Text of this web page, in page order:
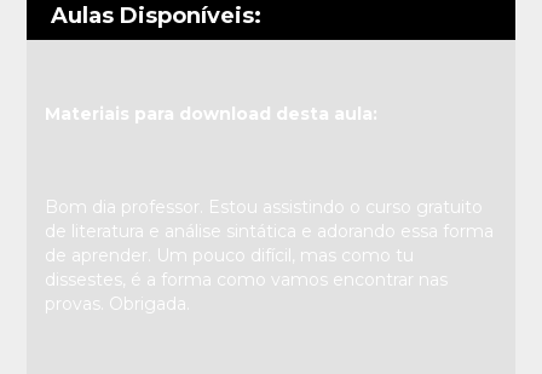
Aulas Disponíveis:
Bom dia professor. Estou assistindo o curso gratuito
de literatura e análise sintática e adorando essa forma
de aprender. Um pouco difícil, mas como tu
dissestes, é a forma como vamos encontrar nas
provas. Obrigada.
Materiais para download desta aula: